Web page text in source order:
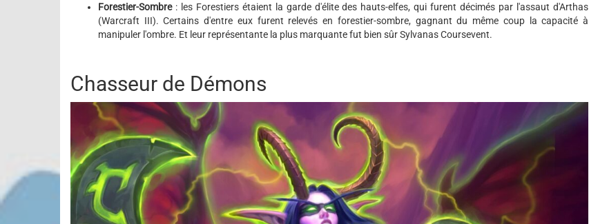
Forestier-Sombre: les Forestiers étaient la garde d'élite des hauts-elfes, qui furent décimés par l'assaut d'Arthas
(Warcraft III). Certains d'entre eux furent relevés en forestier-sombre, gagnant du même coup la capacité à
manipuler l'ombre. Et leur représentante la plus marquante fut bien sûr Sylvanas Coursevent.
Chasseur de Démons